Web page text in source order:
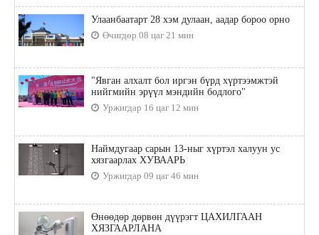
Улаанбаатарт 28 хэм дулаан, аадар бороо орно
Өчигдөр 08 цаг 21 мин
"Явган алхалт бол иргэн бүрд хүртээмжтэй
нийгмийн эрүүл мэндийн бодлого"
Уржигдар 16 цаг 12 мин
Наймдугаар сарын 13-ныг хүртэл халуун ус
хязгаарлах ХУВААРЬ
Уржигдар 09 цаг 46 мин
Өнөөдөр дөрвөн дүүрэгт ЦАХИЛГААН
ХЯЗГААРЛАНА